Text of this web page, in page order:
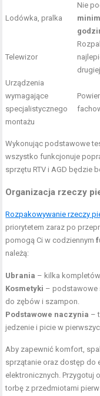
Lodówka, pralka
Nie
Telewizor
Urządzenia
wymagające
specjalistycznego
montażu
Wykonując podstawowe
wszystko funkcjonuje
sprzętu RTV i AGD będzie
Organizacja rzeczy
Rozpakowywanie rzeczy
priorytetem zaraz po
pomogą Ci w codziennym
należą:
Ubrania – kilka
Kosmetyki – podstawowe
do zębów i szampon.
Podstawowe naczynia –
jedzenie i picie w
Aby zapewnić komfort,
sprzątanie oraz dostęp do
elektronicznych. Przygotuj
torbę z przedmiotami